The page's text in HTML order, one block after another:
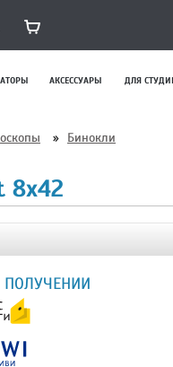
АКСЕССУАРЫ ДЛЯ
» Бинокли
8x42